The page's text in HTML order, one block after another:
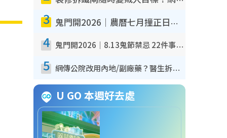
3 鬼門開2026｜農曆七月撞正日全食特別邪？專家警告切忌做一事！揭4大禁忌+2招保平安
4 鬼門開2026｜8.13鬼節禁忌 22件事唔做得！燒肉、刺身要少食？半夜勿吹口哨/打呢個電話
5 網傳公院改用內地/副廠藥？醫生拆解正副廠分別 揭4類人換藥隨時出事
U GO 本週好去處